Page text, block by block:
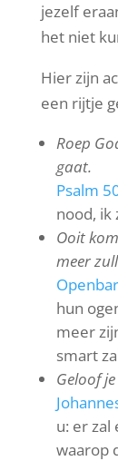
jezelf
het niet
Hier zijn
een rijtje
Roep
gaat.
Psalm
nood, ik
Ooit
meer
hun
meer
smart
Geloof
u: er zal
waarop